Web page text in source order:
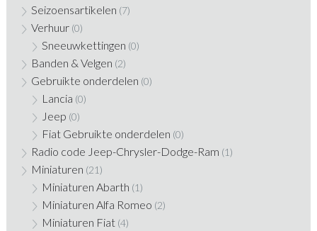
Seizoensartikelen (7)
Verhuur (0)
Sneeuwkettingen (0)
Banden & Velgen (2)
Gebruikte onderdelen (0)
Lancia (0)
Jeep (0)
Fiat Gebruikte onderdelen (0)
Radio code Jeep-Chrysler-Dodge-Ram (1)
Miniaturen (21)
Miniaturen Abarth (1)
Miniaturen Alfa Romeo (2)
Miniaturen Fiat (4)